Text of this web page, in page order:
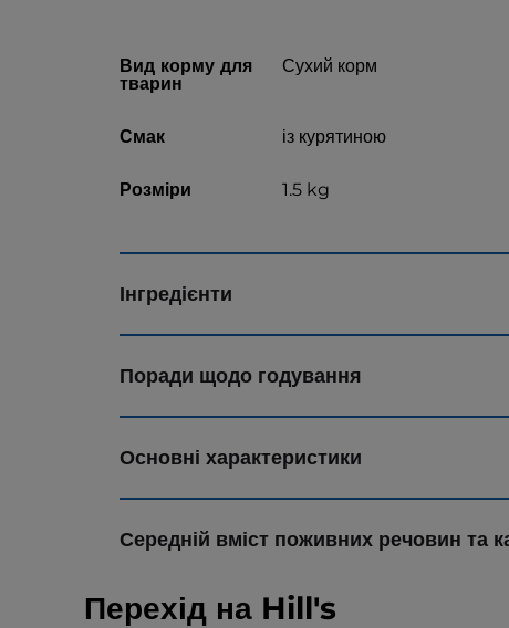
Вид корму для
тварин
Сухий корм
Смак із курятиною
Розміри 1.5 kg
Інгредієнти
Поради щодо годування
Основні характеристики
Середній вміст поживних речовин та
Перехід на Hill's